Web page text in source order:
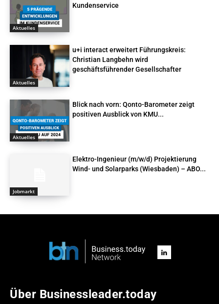
Aktuelles
Kundenservice
Aktuelles
u+i interact erweitert Führungskreis:
Christian Langbehn wird
geschäftsführender Gesellschafter
Aktuelles
Blick nach vorn: Qonto-Barometer zeigt
positiven Ausblick von KMU...
Jobmarkt
Elektro-Ingenieur (m/w/d) Projektierung
Wind- und Solarparks (Wiesbaden) – ABO...
Über Businessleader.today